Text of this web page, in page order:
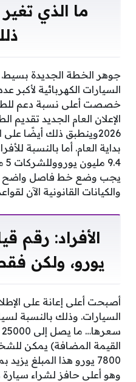
ما الذي
جوهر الخطة الجديدة بسيط.
السيارات الكهربائية لأكبر
خصصت أعلى نسبة دعم
2026وينطبق ذلك أيضًا
بداية العام. أما بالنسبة
9.4 مليون يورووللشركات 5 مليون يورو.
يجب وضع خط فاصل واضح
والكيانات القانونية الآن
يورو، ولكن
أصبحت أعلى إعانة على
السيارات. وذلك بالنسبة
القيمة المضافة) يمكن
وهو أعلى حافز لشراء سيارة